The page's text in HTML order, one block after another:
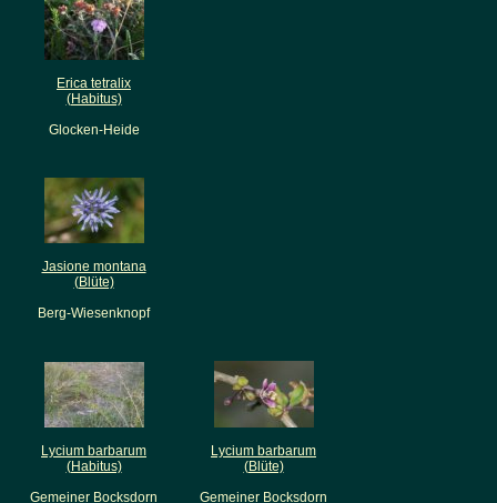
Erica tetralix
(Habitus)
Glocken-Heide
Jasione montana
(Blüte)
Berg-Wiesenknopf
Lycium barbarum
(Habitus)
Gemeiner Bocksdorn
Lycium barbarum
(Blüte)
Gemeiner Bocksdorn